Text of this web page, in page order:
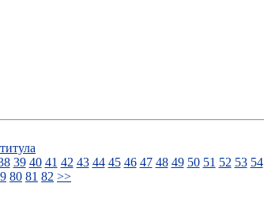
39 40 41 42 43 44 45 46 47 48 49 50 51 52 53 54
80 81 82 >>